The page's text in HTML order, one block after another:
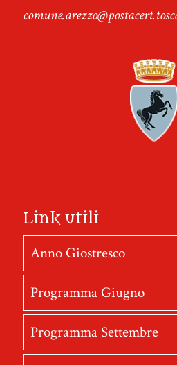
Link utili
Anno Giostresco
Programma Giugno
Programma Settembre